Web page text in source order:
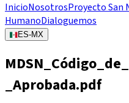
InicioNosotrosProyecto San
HumanoDialoguemos
ES-MX
_Aprobada.pdf